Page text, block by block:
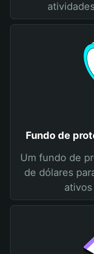
Fundo de
Um fundo de
de dólares